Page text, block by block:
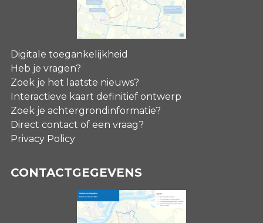
Digitale toegankelijkheid
Heb je vragen?
Zoek je het laatste nieuws?
Interactieve kaart definitief ontwerp
Zoek je achtergrondinformatie?
Direct contact of een vraag?
Privacy Policy
CONTACTGEGEVENS